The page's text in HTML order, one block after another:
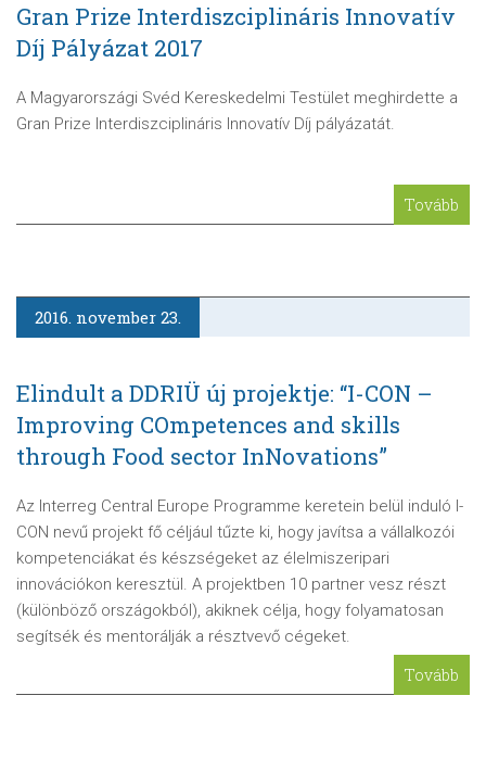
Gran Prize Interdiszciplináris Innovatív
Díj Pályázat 2017
A Magyarországi Svéd Kereskedelmi Testület meghirdette a
Gran Prize Interdiszciplináris Innovatív Díj pályázatát.
Tovább
2016. november 23.
Elindult a DDRIÜ új projektje: “I-CON –
Improving COmpetences and skills
through Food sector InNovations”
Az Interreg Central Europe Programme keretein belül induló I-
CON nevű projekt fő céljául tűzte ki, hogy javítsa a vállalkozói
kompetenciákat és készségeket az élelmiszeripari
innovációkon keresztül. A projektben 10 partner vesz részt
(különböző országokból), akiknek célja, hogy folyamatosan
segítsék és mentorálják a résztvevő cégeket.
Tovább